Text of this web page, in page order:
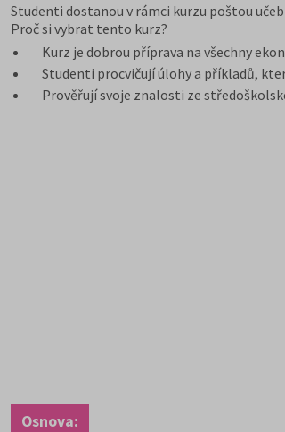
Studenti dostanou v rámci kurzu poštou
Proč si vybrat tento kurz?
Kurz je dobrou příprava na všechny
Studenti procvičují úlohy a příkladů,
Prověřují svoje znalosti ze
Osnova: